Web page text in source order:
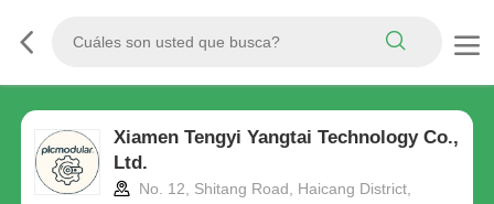
Xiamen Tengyi Yangtai Technology Co.,
Ltd.
No. 12, Shitang Road, Haicang District,